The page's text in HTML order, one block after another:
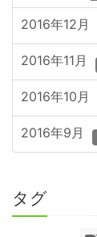
2016年12月
2016年11月
2016年10月
2016年9月
タグ